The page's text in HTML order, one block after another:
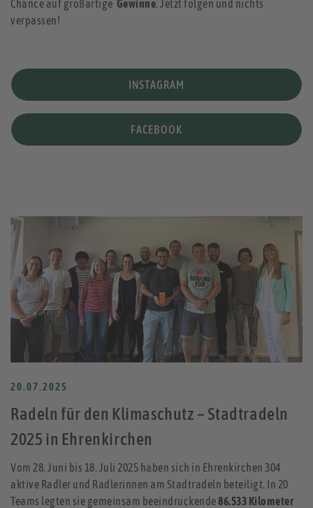
Chance auf großartige Gewinne. Jetzt folgen und nichts
verpassen!
INSTAGRAM
FACEBOOK
20.07.2025
Radeln für den Klimaschutz – Stadtradeln
2025 in Ehrenkirchen
Vom 28. Juni bis 18. Juli 2025 haben sich in Ehrenkirchen 304
aktive Radler und Radlerinnen am Stadtradeln beteiligt. In 20
Teams legten sie gemeinsam beeindruckende86.533 Kilometer